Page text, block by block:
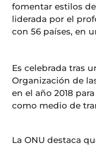
fomentar estilos
liderada por el
con 56 países, en
Es celebrada tras
Organización de
en el año 2018
como medio de
La ONU destaca